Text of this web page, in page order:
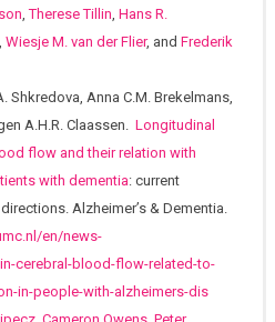
,Therese Tillin Hans R.
Wiesje M. van der Flier, and Frederik
Shkredova, Anna C.M. Brekelmans,
A.H.R. Claassen. Longitudinal
flow and their relation with
with dementia: current
Alzheimer’s & Dementia.
en/news-
cerebral-blood-flow-related-to-
in-people-with-alzheimers-dis